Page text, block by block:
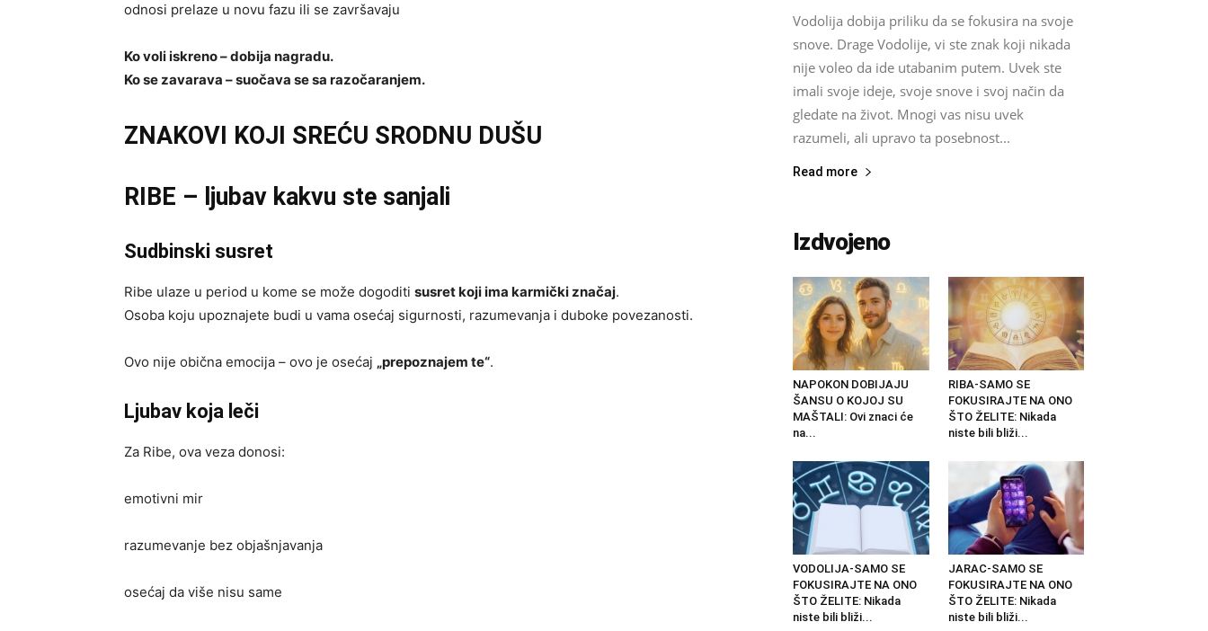
odnosi prelaze u novu fazu ili se završavaju
Ko voli iskreno – dobija nagradu.
Ko se zavarava – suočava se sa razočaranjem.
ZNAKOVI KOJI SREĆU SRODNU DUŠU
RIBE – ljubav kakvu ste sanjali
Sudbinski susret
Ribe ulaze u period u kome se može dogoditi susret koji ima karmički značaj.
Osoba koju upoznajete budi u vama osećaj sigurnosti, razumevanja i duboke povezanosti.
Ovo nije obična emocija – ovo je osećaj „prepoznajem te“.
Ljubav koja leči
Za Ribe, ova veza donosi:
emotivni mir
razumevanje bez objašnjavanja
osećaj da više nisu same
Vodolija dobija priliku da se fokusira na svoje
snove. Drage Vodolije, vi ste znak koji nikada
nije voleo da ide utabanim putem. Uvek ste
imali svoje ideje, svoje snove i svoj način da
gledate na život. Mnogi vas nisu uvek
razumeli, ali upravo ta posebnost...
Read more
Izdvojeno
NAPOKON DOBIJAJU
ŠANSU O KOJOJ SU
MAŠTALI: Ovi znaci će
na...
RIBA-SAMO SE
FOKUSIRAJTE NA ONO
ŠTO ŽELITE: Nikada
niste bili bliži...
VODOLIJA-SAMO SE
FOKUSIRAJTE NA ONO
ŠTO ŽELITE: Nikada
niste bili bliži...
JARAC-SAMO SE
FOKUSIRAJTE NA ONO
ŠTO ŽELITE: Nikada
niste bili bliži...